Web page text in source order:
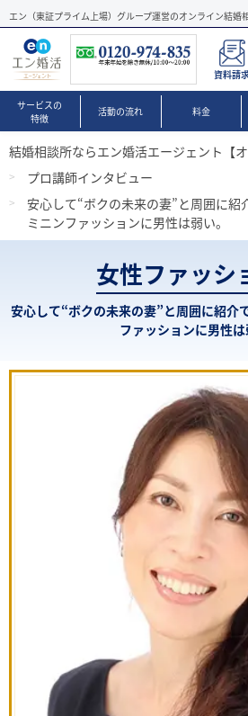
エン（東証プライム上場）グループ運営のオンライン結婚
資料請
サービスの
特徴
活動の流れ 料金
結婚相談所ならエン婚活エージェント【オ
プロ講師インタビュー
安心して“ボクの未来の妻”と周囲に紹
ミニンファッションに男性は弱い。
女性ファッシ
安心して“ボクの未来の妻”と周囲に紹介
ファッションに男性は